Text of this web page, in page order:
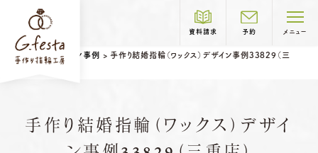
資料請求 予約 メニュー
COURSE
> デザイン事例 >手作り結婚指輪（ワックス）デザイン事例33829（三
手作り結婚指輪（ワックス）デザイ